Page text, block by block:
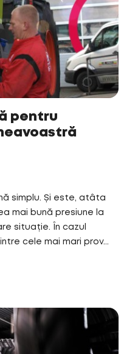
pentru
simplu. Și este, atâta
mai bună presiune la
situație. În cazul
cele mai mari prov...